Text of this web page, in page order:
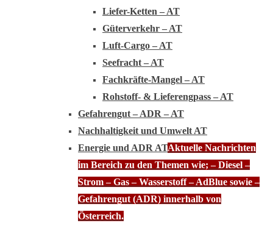
Liefer-Ketten – AT
Güterverkehr – AT
Luft-Cargo – AT
Seefracht – AT
Fachkräfte-Mangel – AT
Rohstoff- & Lieferengpass – AT
Gefahrengut – ADR – AT
Nachhaltigkeit und Umwelt AT
Energie und ADR ATAktuelle Nachrichten
im Bereich zu den Themen wie; – Diesel –
Strom – Gas – Wasserstoff – AdBlue sowie –
Gefahrengut (ADR) innerhalb von
Österreich.